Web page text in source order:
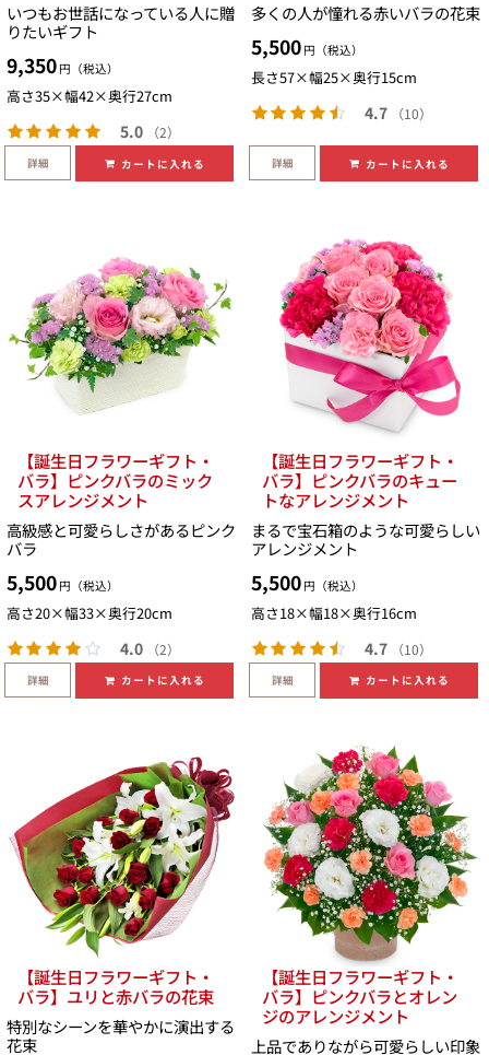
いつもお世話になっている人に贈
りたいギフト
9,350 円（税込）
高さ35×幅42×奥行27cm
5.0 （2）
詳細 カートに入れる
多くの人が憧れる赤いバラの花束
5,500 円（税込）
長さ57×幅25×奥行15cm
4.7 （10）
詳細 カートに入れる
【誕生日フラワーギフト・
バラ】ピンクバラのミック
スアレンジメント
高級感と可愛らしさがあるピンク
バラ
5,500 円（税込）
高さ20×幅33×奥行20cm
4.0 （2）
詳細 カートに入れる
【誕生日フラワーギフト・
バラ】ピンクバラのキュー
トなアレンジメント
まるで宝石箱のような可愛らしい
アレンジメント
5,500 円（税込）
高さ18×幅18×奥行16cm
4.7 （10）
詳細 カートに入れる
【誕生日フラワーギフト・
バラ】ユリと赤バラの花束
特別なシーンを華やかに演出する
花束
【誕生日フラワーギフト・
バラ】ピンクバラとオレン
ジのアレンジメント
上品でありながら可愛らしい印象